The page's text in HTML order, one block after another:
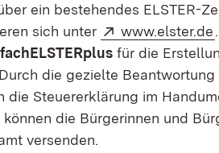
ein bestehendes ELSTER-
sich unter
Extern:
www.elster.de
für die
die gezielte Beantwortung
Steuererklärung im
die Bürgerinnen und
versenden.